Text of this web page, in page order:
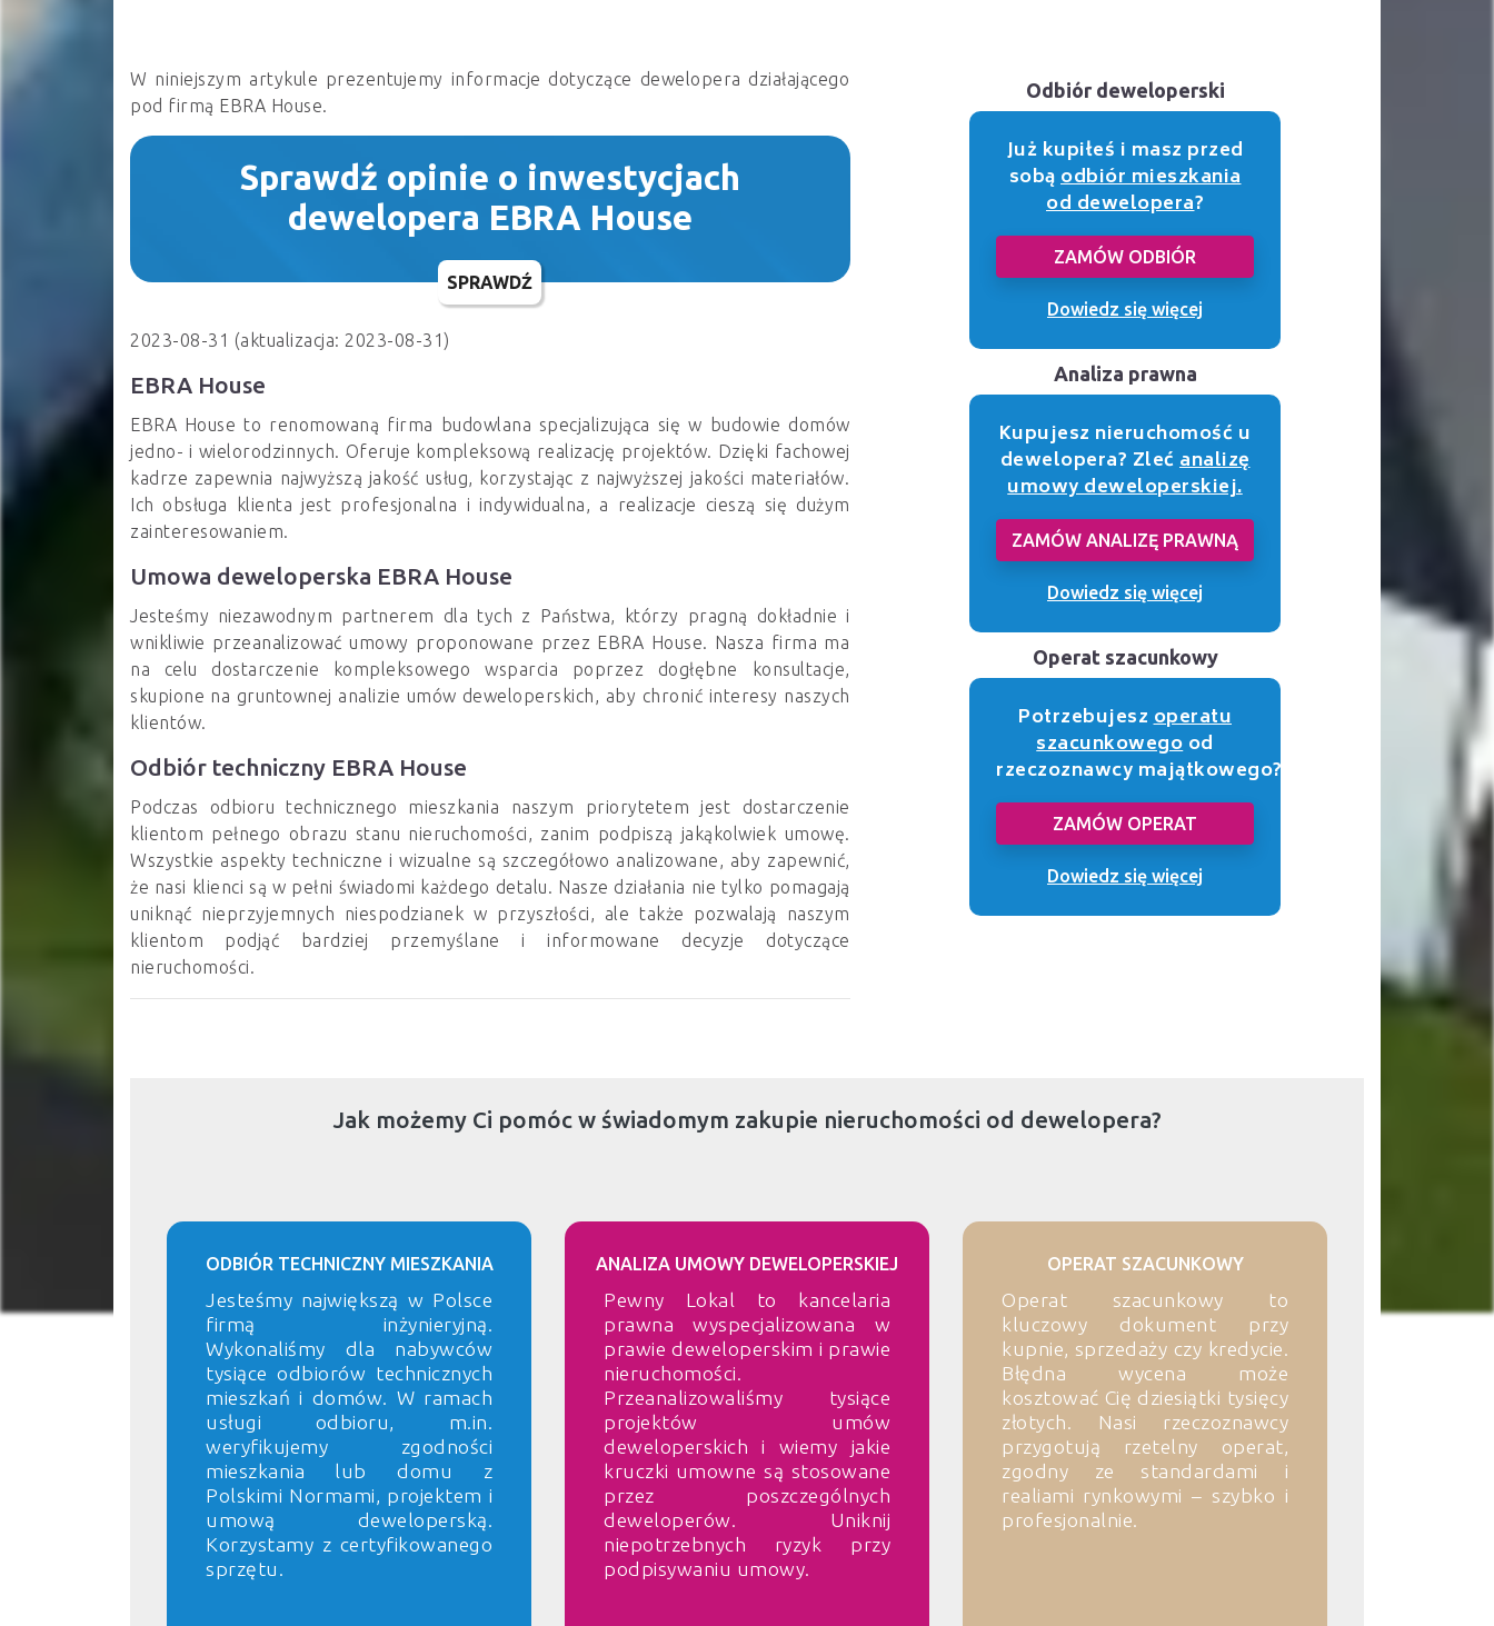
W niniejszym artykule prezentujemy informacje dotyczące dewelopera działającego
pod firmą EBRA House.
Sprawdź opinie o inwestycjach
dewelopera EBRA House
SPRAWDŹ
2023-08-31 (aktualizacja: 2023-08-31)
EBRA House
EBRA House to renomowaną firma budowlana specjalizująca się w budowie domów
jedno- i wielorodzinnych. Oferuje kompleksową realizację projektów. Dzięki fachowej
kadrze zapewnia najwyższą jakość usług, korzystając z najwyższej jakości materiałów.
Ich obsługa klienta jest profesjonalna i indywidualna, a realizacje cieszą się dużym
zainteresowaniem.
Umowa deweloperska EBRA House
Jesteśmy niezawodnym partnerem dla tych z Państwa, którzy pragną dokładnie i
wnikliwie przeanalizować umowy proponowane przez EBRA House. Nasza firma ma
na celu dostarczenie kompleksowego wsparcia poprzez dogłębne konsultacje,
skupione na gruntownej analizie umów deweloperskich, aby chronić interesy naszych
klientów.
Odbiór techniczny EBRA House
Podczas odbioru technicznego mieszkania naszym priorytetem jest dostarczenie
klientom pełnego obrazu stanu nieruchomości, zanim podpiszą jakąkolwiek umowę.
Wszystkie aspekty techniczne i wizualne są szczegółowo analizowane, aby zapewnić,
że nasi klienci są w pełni świadomi każdego detalu. Nasze działania nie tylko pomagają
uniknąć nieprzyjemnych niespodzianek w przyszłości, ale także pozwalają naszym
klientom podjąć bardziej przemyślane i informowane decyzje dotyczące
nieruchomości.
Odbiór deweloperski
Już kupiłeś i masz przed
sobąodbiór mieszkania
od dewelopera?
ZAMÓW ODBIÓR
Dowiedz się więcej
Analiza prawna
Kupujesz nieruchomość u
dewelopera? Zlećanalizę
umowy deweloperskiej.
ZAMÓW ANALIZĘ PRAWNĄ
Dowiedz się więcej
Operat szacunkowy
Potrzebujeszoperatu
szacunkowegood
rzeczoznawcy majątkowego?
ZAMÓW OPERAT
Dowiedz się więcej
Jak możemy Ci pomóc w świadomym zakupie nieruchomości od dewelopera?
ODBIÓR TECHNICZNY MIESZKANIA
Jesteśmy największą w Polsce
firmą inżynieryjną.
Wykonaliśmy dla nabywców
tysiące odbiorów technicznych
mieszkań i domów. W ramach
usługi odbioru, m.in.
weryfikujemy zgodności
mieszkania lub domu z
Polskimi Normami, projektem i
umową deweloperską.
Korzystamy z certyfikowanego
sprzętu.
ANALIZA UMOWY DEWELOPERSKIEJ
Pewny Lokal to kancelaria
prawna wyspecjalizowana w
prawie deweloperskim i prawie
nieruchomości.
Przeanalizowaliśmy tysiące
projektów umów
deweloperskich i wiemy jakie
kruczki umowne są stosowane
przez poszczególnych
deweloperów. Uniknij
niepotrzebnych ryzyk przy
podpisywaniu umowy.
OPERAT SZACUNKOWY
Operat szacunkowy to
kluczowy dokument przy
kupnie, sprzedaży czy kredycie.
Błędna wycena może
kosztować Cię dziesiątki tysięcy
złotych. Nasi rzeczoznawcy
przygotują rzetelny operat,
zgodny ze standardami i
realiami rynkowymi – szybko i
profesjonalnie.